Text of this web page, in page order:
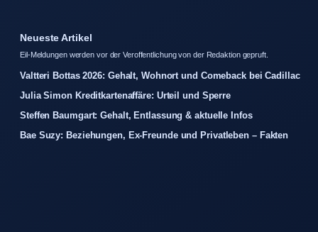
Neueste Artikel
Eil-Meldungen werden vor der Veroffentlichung von der Redaktion gepruft.
Valtteri Bottas 2026: Gehalt, Wohnort und Comeback bei Cadillac
Julia Simon Kreditkartenaffäre: Urteil und Sperre
Steffen Baumgart: Gehalt, Entlassung & aktuelle Infos
Bae Suzy: Beziehungen, Ex-Freunde und Privatleben – Fakten